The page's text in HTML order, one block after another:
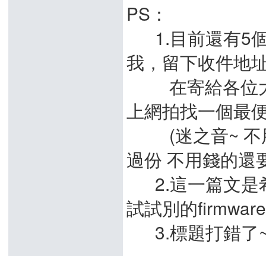
PS：
1.目前還有5個
我，留下收件地
在寄給各位大
上網拍找一個最
(迷之音~ 不用
過份 不用錢的還
2.這一篇文是
試試別的
3.標題打錯了~